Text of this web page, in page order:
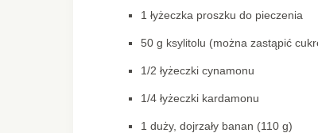
1 łyżeczka proszku do pieczenia
50 g ksylitolu (można zastąpić
1/2 łyżeczki cynamonu
1/4 łyżeczki kardamonu
1 duży, dojrzały banan (110 g)